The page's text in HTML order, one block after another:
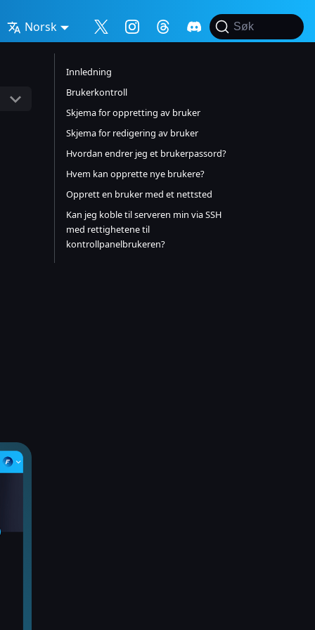
Norsk Søk
Innledning
Brukerkontroll
Skjema for oppretting av bruker
Skjema for redigering av bruker
Hvordan endrer jeg et brukerpassord?
Hvem kan opprette nye brukere?
Opprett en bruker med et nettsted
Kan jeg koble til serveren min via SSH
med rettighetene til
kontrollpanelbrukeren?